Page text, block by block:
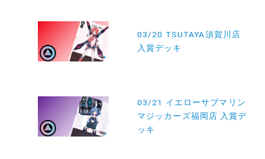
03/20 TSUTAYA須賀川店
入賞デッキ
03/21 イエローサブマリン
マジッカーズ福岡店 入賞デ
ッキ